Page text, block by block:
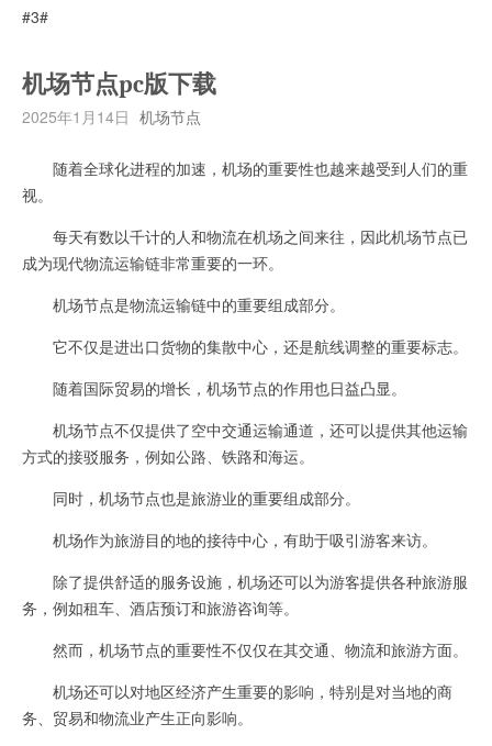
#3#
机场节点pc版下载
2025年1月14日 机场节点
随着全球化进程的加速，机场的重要性也越来越受到人们的重
视。
每天有数以千计的人和物流在机场之间来往，因此机场节点已
成为现代物流运输链非常重要的一环。
机场节点是物流运输链中的重要组成部分。
它不仅是进出口货物的集散中心，还是航线调整的重要标志。
随着国际贸易的增长，机场节点的作用也日益凸显。
机场节点不仅提供了空中交通运输通道，还可以提供其他运输
方式的接驳服务，例如公路、铁路和海运。
同时，机场节点也是旅游业的重要组成部分。
机场作为旅游目的地的接待中心，有助于吸引游客来访。
除了提供舒适的服务设施，机场还可以为游客提供各种旅游服
务，例如租车、酒店预订和旅游咨询等。
然而，机场节点的重要性不仅仅在其交通、物流和旅游方面。
机场还可以对地区经济产生重要的影响，特别是对当地的商
务、贸易和物流业产生正向影响。